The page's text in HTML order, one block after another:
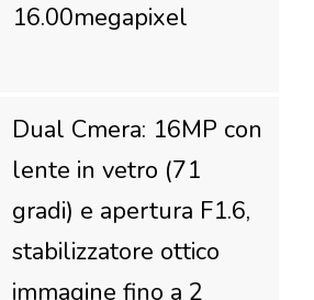
16.00megapixel
Dual Cmera: 16MP con
lente in vetro (71
gradi) e apertura F1.6,
stabilizzatore ottico
immagine fino a 2